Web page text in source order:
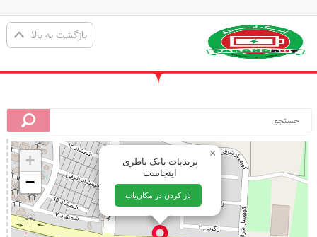
بازگشت به بالا
پرندبات بانک باطری
اینجاست
باز کردن در مکان‌یاب
×
+
−